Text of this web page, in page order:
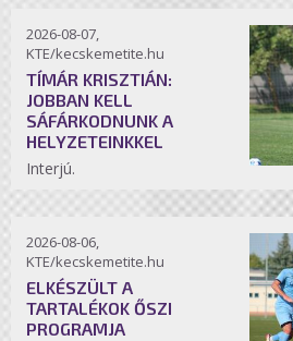
2026-08-07,
KTE/kecskemetite.hu
TÍMÁR KRISZTIÁN:
JOBBAN KELL
SÁFÁRKODNUNK A
HELYZETEINKKEL
Interjú.
2026-08-06,
KTE/kecskemetite.hu
ELKÉSZÜLT A
TARTALÉKOK ŐSZI
PROGRAMJA